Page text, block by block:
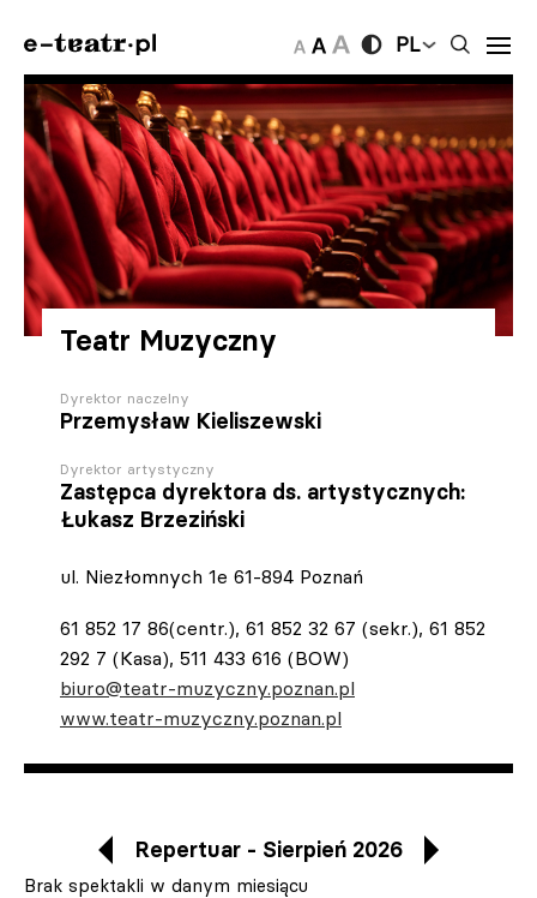
PL
Teatr Muzyczny
Dyrektor naczelny
Przemysław Kieliszewski
Dyrektor artystyczny
Zastępca dyrektora ds. artystycznych:
Łukasz Brzeziński
ul. Niezłomnych 1e 61-894 Poznań
61 852 17 86(centr.), 61 852 32 67 (sekr.), 61 852
292 7 (Kasa), 511 433 616 (BOW)
biuro@teatr-muzyczny.poznan.pl
www.teatr-muzyczny.poznan.pl
Repertuar - Sierpień 2026
Brak spektakli w danym miesiącu